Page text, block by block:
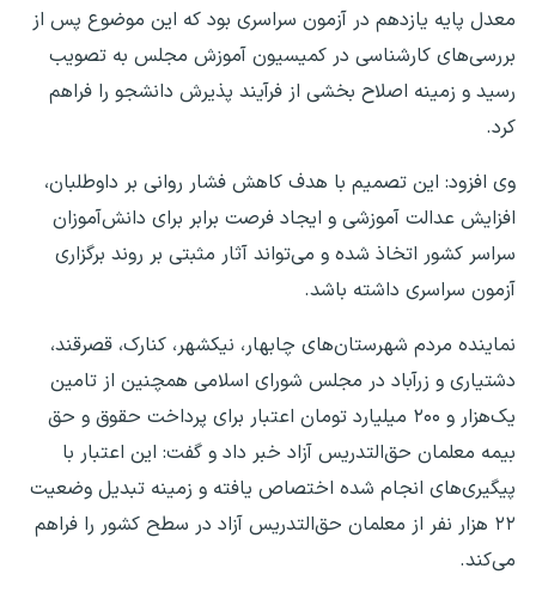
معدل پایه یازدهم در آزمون سراسری بود که این موضوع پس از
بررسی‌های کارشناسی در کمیسیون آموزش مجلس به تصویب
رسید و زمینه اصلاح بخشی از فرآیند پذیرش دانشجو را فراهم
کرد.
وی افزود: این تصمیم با هدف کاهش فشار روانی بر داوطلبان،
افزایش عدالت آموزشی و ایجاد فرصت برابر برای دانش‌آموزان
سراسر کشور اتخاذ شده و می‌تواند آثار مثبتی بر روند برگزاری
آزمون سراسری داشته باشد.
نماینده مردم شهرستان‌های چابهار، نیکشهر، کنارک، قصرقند،
دشتیاری و زرآباد در مجلس شورای اسلامی همچنین از تامین
یک‌هزار و ۲۰۰ میلیارد تومان اعتبار برای پرداخت حقوق و حق
بیمه معلمان حق‌التدریس آزاد خبر داد و گفت: این اعتبار با
پیگیری‌های انجام شده اختصاص یافته و زمینه تبدیل وضعیت
۲۲ هزار نفر از معلمان حق‌التدریس آزاد در سطح کشور را فراهم
می‌کند.